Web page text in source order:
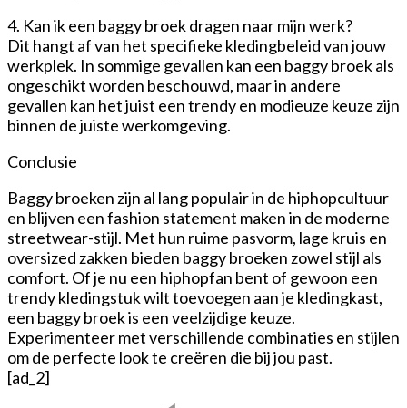
4. Kan ik een baggy broek dragen naar mijn werk?
Dit hangt af van het specifieke kledingbeleid van jouw
werkplek. In sommige gevallen kan een baggy broek als
ongeschikt worden beschouwd, maar in andere
gevallen kan het juist een trendy en modieuze keuze zijn
binnen de juiste werkomgeving.
Conclusie
Baggy broeken zijn al lang populair in de hiphopcultuur
en blijven een fashion statement maken in de moderne
streetwear-stijl. Met hun ruime pasvorm, lage kruis en
oversized zakken bieden baggy broeken zowel stijl als
comfort. Of je nu een hiphopfan bent of gewoon een
trendy kledingstuk wilt toevoegen aan je kledingkast,
een baggy broek is een veelzijdige keuze.
Experimenteer met verschillende combinaties en stijlen
om de perfecte look te creëren die bij jou past.
[ad_2]